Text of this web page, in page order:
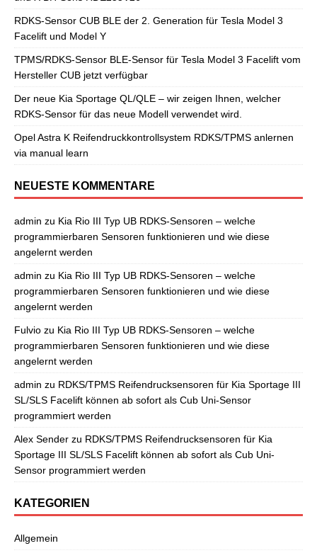
RDKS-Sensor CUB BLE der 2. Generation für Tesla Model 3
Facelift und Model Y
TPMS/RDKS-Sensor BLE-Sensor für Tesla Model 3 Facelift vom
Hersteller CUB jetzt verfügbar
Der neue Kia Sportage QL/QLE – wir zeigen Ihnen, welcher
RDKS-Sensor für das neue Modell verwendet wird.
Opel Astra K Reifendruckkontrollsystem RDKS/TPMS anlernen
via manual learn
NEUESTE KOMMENTARE
admin zu Kia Rio III Typ UB RDKS-Sensoren – welche
programmierbaren Sensoren funktionieren und wie diese
angelernt werden
admin zu Kia Rio III Typ UB RDKS-Sensoren – welche
programmierbaren Sensoren funktionieren und wie diese
angelernt werden
Fulvio zu Kia Rio III Typ UB RDKS-Sensoren – welche
programmierbaren Sensoren funktionieren und wie diese
angelernt werden
admin zu RDKS/TPMS Reifendrucksensoren für Kia Sportage III
SL/SLS Facelift können ab sofort als Cub Uni-Sensor
programmiert werden
Alex Sender zu RDKS/TPMS Reifendrucksensoren für Kia
Sportage III SL/SLS Facelift können ab sofort als Cub Uni-
Sensor programmiert werden
KATEGORIEN
Allgemein